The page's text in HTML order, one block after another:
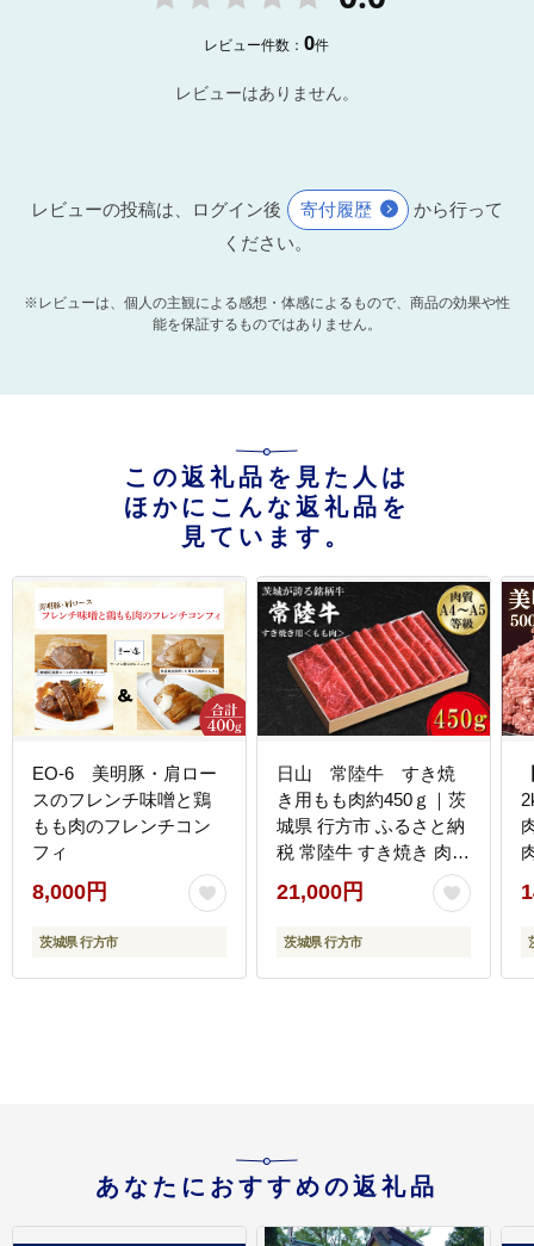
レビュー件数：0件
レビューはありません。
レビューの投稿は、ログイン後 寄付履歴
から行って
ください。
※レビューは、個人の主観による感想・体感によるもので、商品の効果や性
能を保証するものではありません。
この返礼品を見た人は
ほかにこんな返礼品を
見ています。
EO-6 美明豚・肩ロー
スのフレンチ味噌と鶏
もも肉のフレンチコン
フィ
8,000円
茨城県 行方市
日山 常陸牛 すき焼
き用もも肉約450ｇ｜茨
城県 行方市 ふるさと納
税 常陸牛 すき焼き 肉
もも肉（FB-1）
21,000円
茨城県 行方市
あなたにおすすめの返礼品